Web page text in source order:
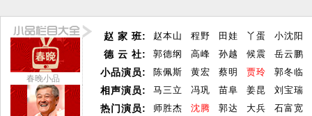
春晚小品
赵 家 班:
德 云 社:
小品演员:
相声演员:
热门演员:
赵本山 程野 田娃 丫蛋
小沈阳
郭德纲
高峰 孙越 候震
岳云鹏
陈佩斯
黄宏 蔡明 贾玲
郭冬临
马三立
冯巩 苗阜 姜昆
刘宝瑞
师胜杰
沈腾 郭达 大兵 石富宽